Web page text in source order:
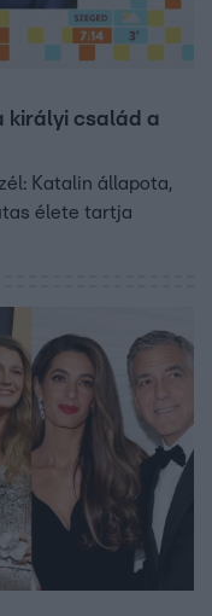
királyi család a
Katalin állapota,
élete tartja